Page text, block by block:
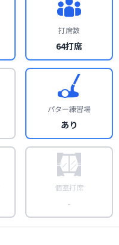
打席数
64打席
パター練習場
あり
個室打席
-